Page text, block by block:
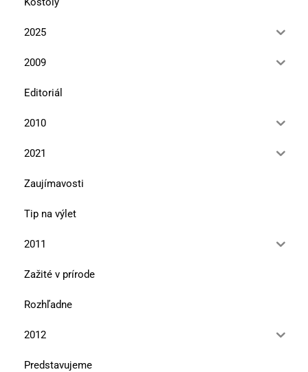
2025
2009
Editoriál
2010
2021
Zaujímavosti
Tip na výlet
2011
Zažité v prírode
Rozhľadne
2012
Predstavujeme